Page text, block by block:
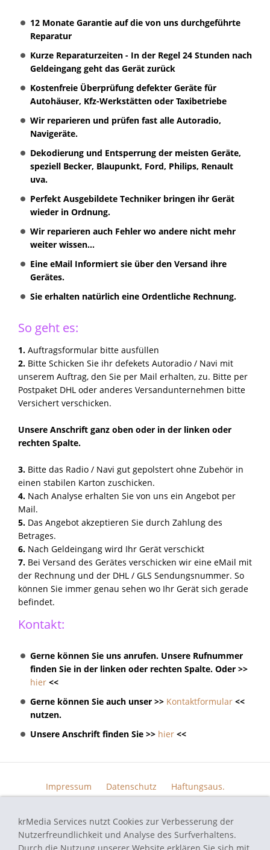
12 Monate Garantie auf die von uns durchgeführte
Reparatur
Kurze Reparaturzeiten - In der Regel 24 Stunden nach
Geldeingang geht das Gerät zurück
Kostenfreie Überprüfung defekter Geräte für
Autohäuser, Kfz-Werkstätten oder Taxibetriebe
Wir reparieren und prüfen fast alle Autoradio,
Navigeräte.
Dekodierung und Entsperrung der meisten Geräte,
speziell Becker, Blaupunkt, Ford, Philips, Renault
uva.
Perfekt Ausgebildete Techniker bringen ihr Gerät
wieder in Ordnung.
Wir reparieren auch Fehler wo andere nicht mehr
weiter wissen...
Eine eMail Informiert sie über den Versand ihre
Gerätes.
Sie erhalten natürlich eine Ordentliche Rechnung.
So geht es:
1. Auftragsformular bitte ausfüllen
2. Bitte Schicken Sie ihr defekets Autoradio / Navi mit
unserem Auftrag, den Sie per Mail erhalten, zu. Bitte per
Postpaket DHL oder anderes Versandunternehmen bitte
Versichert verschicken.
Unsere Anschrift ganz oben oder in der linken oder
rechten Spalte.
3. Bitte das Radio / Navi gut gepolstert ohne Zubehör in
einen stabilen Karton zuschicken.
4. Nach Analyse erhalten Sie von uns ein Angebot per
Mail.
5. Das Angebot akzeptieren Sie durch Zahlung des
Betrages.
6. Nach Geldeingang wird Ihr Gerät verschickt
7. Bei Versand des Gerätes verschicken wir eine eMail mit
der Rechnung und der DHL / GLS Sendungsnummer. So
können Sie immer genau sehen wo Ihr Gerät sich gerade
befindet.
Kontakt:
Gerne können Sie uns anrufen. Unsere Rufnummer
finden Sie in der linken oder rechten Spalte. Oder >>
hier <<
Gerne können Sie auch unser >> Kontaktformular <<
nutzen.
Unsere Anschrift finden Sie >> hier <<
Impressum Datenschutz
Haftungsaus.
Funktionsgarantie
krMedia Services nutzt Cookies zur Verbesserung der
Nutzerfreundlichkeit und Analyse des Surfverhaltens.